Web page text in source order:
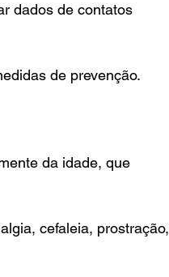
dados de contatos
de prevenção.
da idade, que
cefaleia, prostração,